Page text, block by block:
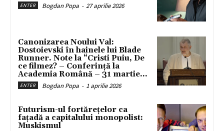
ENTER Bogdan Popa - 27 aprilie 2026
Canonizarea Noului Val:
Dostoievski în hainele lui Blade
Runner. Note la “Cristi Puiu, De
ce filmez? – Conferință la
Academia Română – 31 martie...
ENTER Bogdan Popa - 1 aprilie 2026
Futurism-ul fortărețelor ca
fațadă a capitalului monopolist:
Muskismul